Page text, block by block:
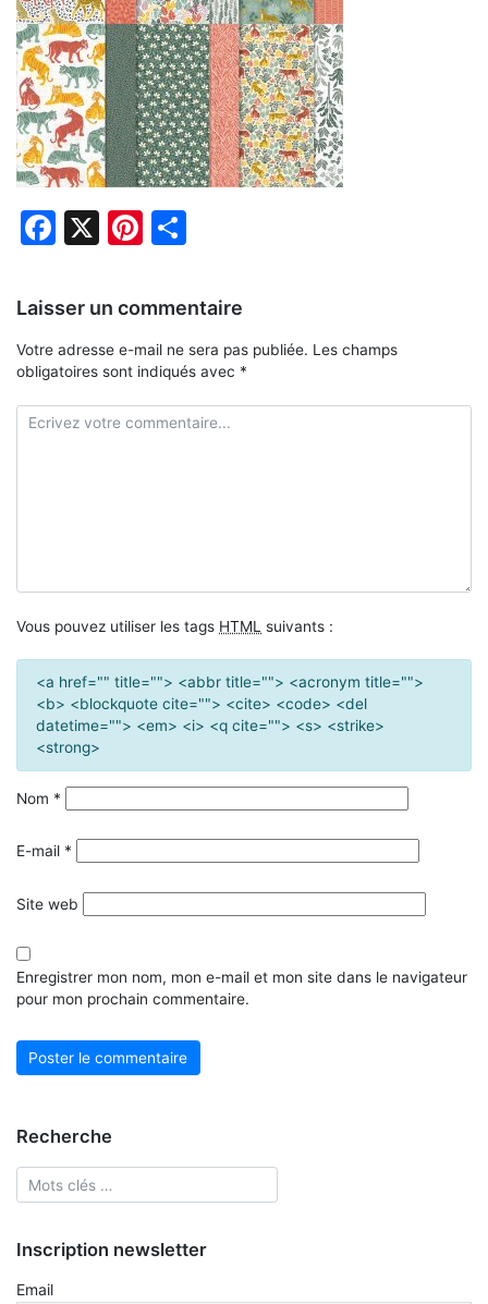
Facebook
X Pinterest
Laisser un commentaire
Votre adresse e-mail ne sera pas publiée. Les champs
obligatoires sont indiqués avec *
Vous pouvez utiliser les tags HTML suivants :
<a href="" title=""> <abbr title=""> <acronym title="">
<b> <blockquote cite=""> <cite> <code> <del
datetime=""> <em> <i> <q cite=""> <s> <strike>
<strong>
Nom *
E-mail *
Site web
Enregistrer mon nom, mon e-mail et mon site dans le navigateur
pour mon prochain commentaire.
Recherche
Inscription newsletter
Email